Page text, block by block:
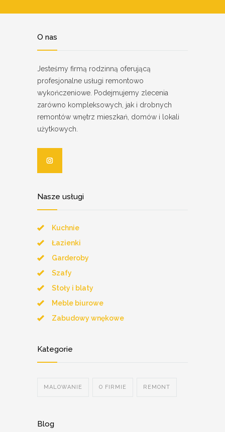
O nas
Jesteśmy firmą rodzinną oferującą
profesjonalne usługi remontowo
wykończeniowe. Podejmujemy zlecenia
zarówno kompleksowych, jak i drobnych
remontów wnętrz mieszkań, domów i lokali
użytkowych.
Nasze usługi
Kuchnie
Łazienki
Garderoby
Szafy
Stoły i blaty
Meble biurowe
Zabudowy wnękowe
Kategorie
MALOWANIE O FIRMIE REMONT
Blog